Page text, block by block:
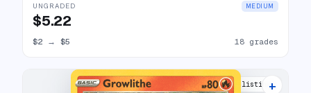
UNGRADED MEDIUM
$5.22
$2 → $5 18 grades
9 listings
+